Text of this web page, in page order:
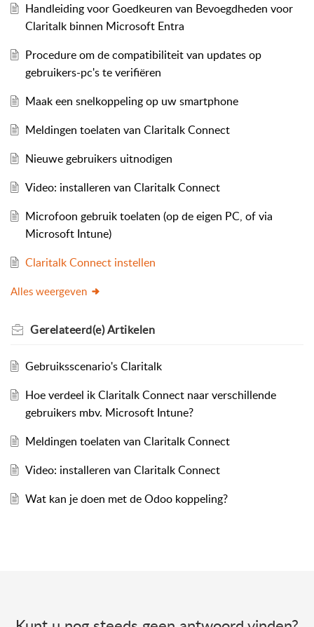
Handleiding voor Goedkeuren van Bevoegdheden voor
Claritalk binnen Microsoft Entra
Procedure om de compatibiliteit van updates op
gebruikers-pc's te verifiëren
Maak een snelkoppeling op uw smartphone
Meldingen toelaten van Claritalk Connect
Nieuwe gebruikers uitnodigen
Video: installeren van Claritalk Connect
Microfoon gebruik toelaten (op de eigen PC, of via
Microsoft Intune)
Claritalk Connect instellen
Alles weergeven
Gerelateerd(e)Artikelen
Gebruiksscenario's Claritalk
Hoe verdeel ik Claritalk Connect naar verschillende
gebruikers mbv. Microsoft Intune?
Meldingen toelaten van Claritalk Connect
Video: installeren van Claritalk Connect
Wat kan je doen met de Odoo koppeling?